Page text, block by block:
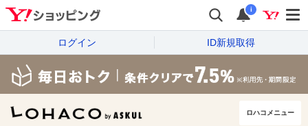
i
ログイン ID新規取得
ロハコメニュー